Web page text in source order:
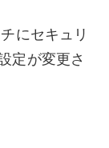
にセキュリ
定が変更さ